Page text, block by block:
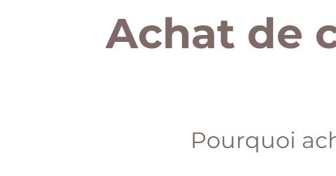
Achat de
Pourquoi